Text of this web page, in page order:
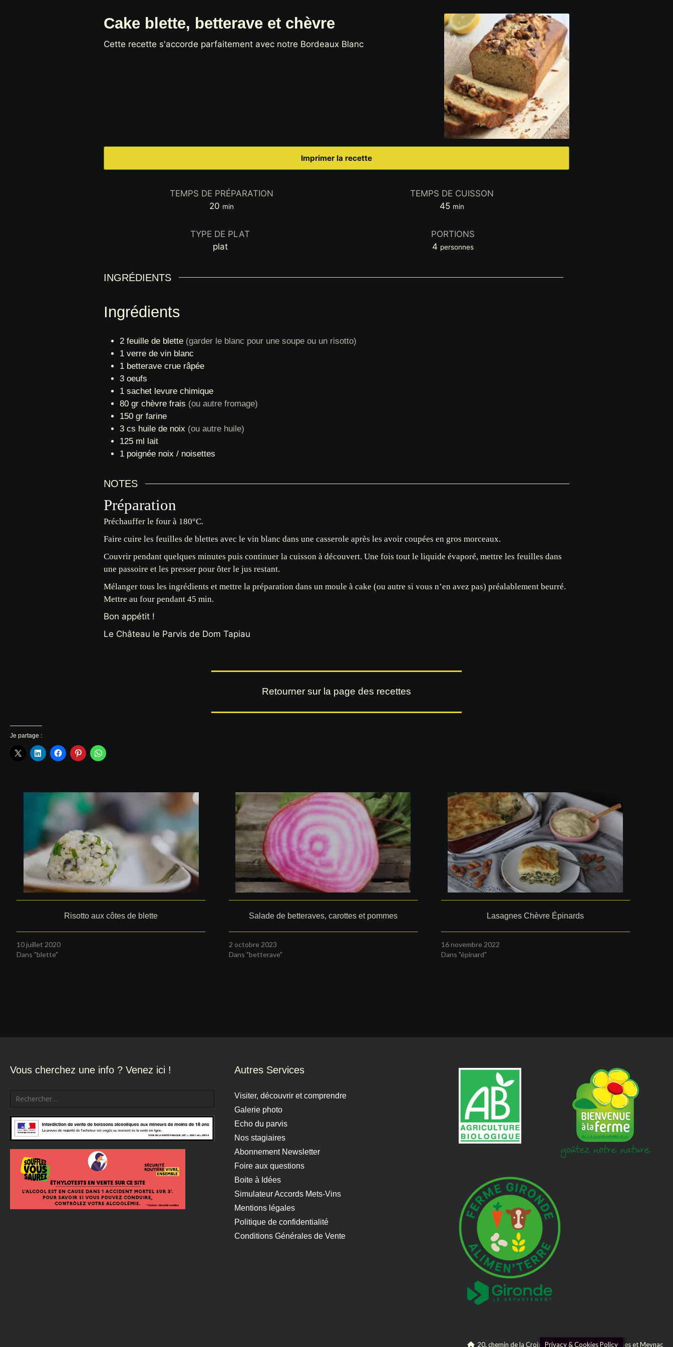
Cake blette, betterave et chèvre
Cette recette s'accorde parfaitement avec notre Bordeaux Blanc
Imprimer la recette
TEMPS DE PRÉPARATION
20minutes
min
TEMPS DE CUISSON
45minutes
min
TYPE DE PLAT
plat
PORTIONS
4 personnes
INGRÉDIENTS
2 feuille de blette (garder le blanc pour une soupe ou un risotto)
1 verre de vin blanc
1 betterave crue râpée
3 oeufs
1 sachet levure chimique
80 gr chèvre frais (ou autre fromage)
150 gr farine
3 cs huile de noix (ou autre huile)
125 ml lait
1 poignée noix / noisettes
NOTES
Préparation
Préchauffer le four à 180°C.
Faire cuire les feuilles de blettes avec le vin blanc dans une casserole après les avoir coupées en gros morceaux.
Couvrir pendant quelques minutes puis continuer la cuisson à découvert. Une fois tout le liquide évaporé, mettre les feuilles dans
une passoire et les presser pour ôter le jus restant.
Mélanger tous les ingrédients et mettre la préparation dans un moule à cake (ou autre si vous n’en avez pas) préalablement beurré.
Mettre au four pendant 45 min.
Bon appétit !
Le Château le Parvis de Dom Tapiau
Retourner sur la page des recettes
Je partage :
Risotto aux côtes de blette
10 juillet 2020
Dans "blette"
Salade de betteraves, carottes et pommes
2 octobre 2023
Dans "betterave"
Lasagnes Chèvre Épinards
16 novembre 2022
Dans "épinard"
de
l’article
Vous cherchez une info ? Venez ici !
Rechercher :
Autres Services
Visiter, découvrir et comprendre
Galerie photo
Echo du parvis
Nos stagiaires
Abonnement Newsletter
Foire aux questions
Boite à Idées
Simulateur Accords Mets-Vins
Mentions légales
Politique de confidentialité
Conditions Générales de Vente
20, chemin de la Croix de Beylot - 33360 Camblanes et Meynac
Privacy & Cookies Policy